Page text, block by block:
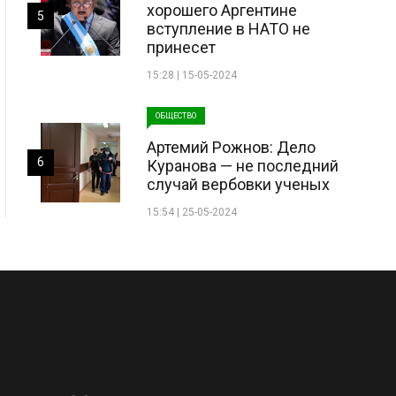
хорошего Аргентине
вступление в НАТО не
принесет
15:28 | 15-05-2024
5
ОБЩЕСТВО
Артемий Рожнов: Дело
Куранова — не последний
случай вербовки ученых
15:54 | 25-05-2024
6